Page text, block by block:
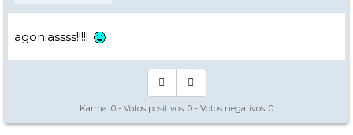
agoniassss!!!!!
Karma: 0 - Votos positivos: 0 - Votos negativos: 0